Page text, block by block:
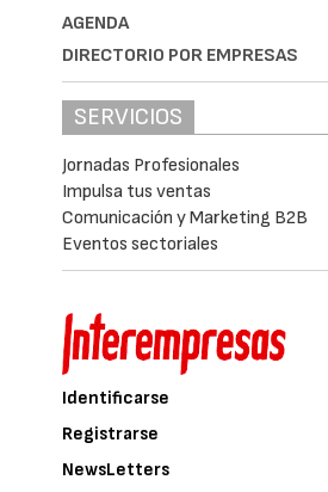
AGENDA
DIRECTORIO POR EMPRESAS
SERVICIOS
Jornadas Profesionales
Impulsa tus ventas
Comunicación y Marketing B2B
Eventos sectoriales
Identificarse
Registrarse
NewsLetters